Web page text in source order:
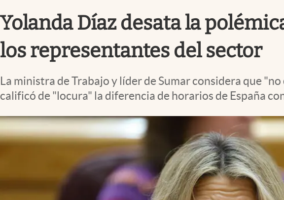
Yolanda Díaz desata la
los representantes del sector
La ministra de Trabajo y líder de Sumar considera que
calificó de "locura" la diferencia de horarios de España